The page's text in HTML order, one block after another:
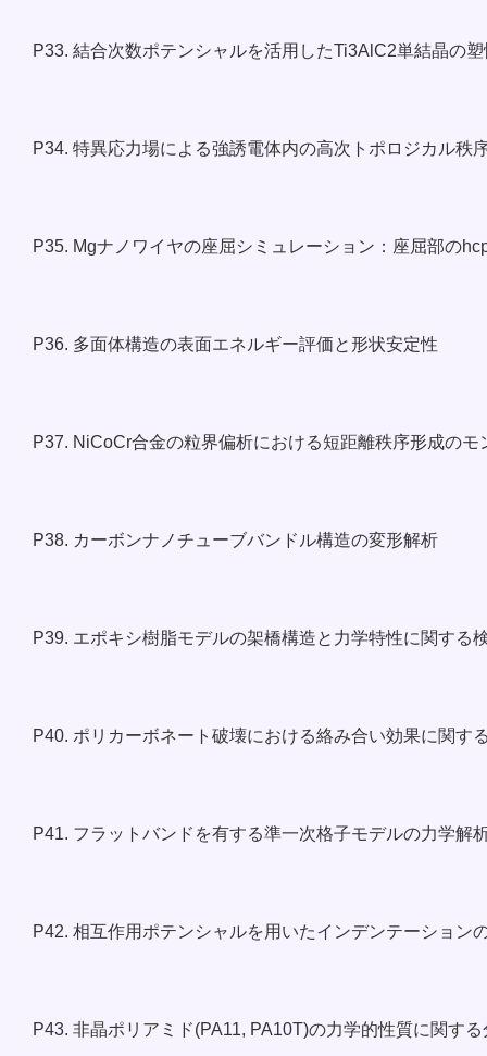
P33. 結合次数ポテンシャルを活用したTi3AlC2単結晶の
P34. 特異応力場による強誘電体内の高次トポロジカル秩
P35. Mgナノワイヤの座屈シミュレーション：座屈部の
P36. 多面体構造の表面エネルギー評価と形状安定性
P37. NiCoCr合金の粒界偏析における短距離秩序形成のモ
P38. カーボンナノチューブバンドル構造の変形解析
P39. エポキシ樹脂モデルの架橋構造と力学特性に関する
P40. ポリカーボネート破壊における絡み合い効果に関す
P41. フラットバンドを有する準一次格子モデルの力学解
P42. 相互作用ポテンシャルを用いたインデンテーション
P43. 非晶ポリアミド(PA11, PA10T)の力学的性質に関す